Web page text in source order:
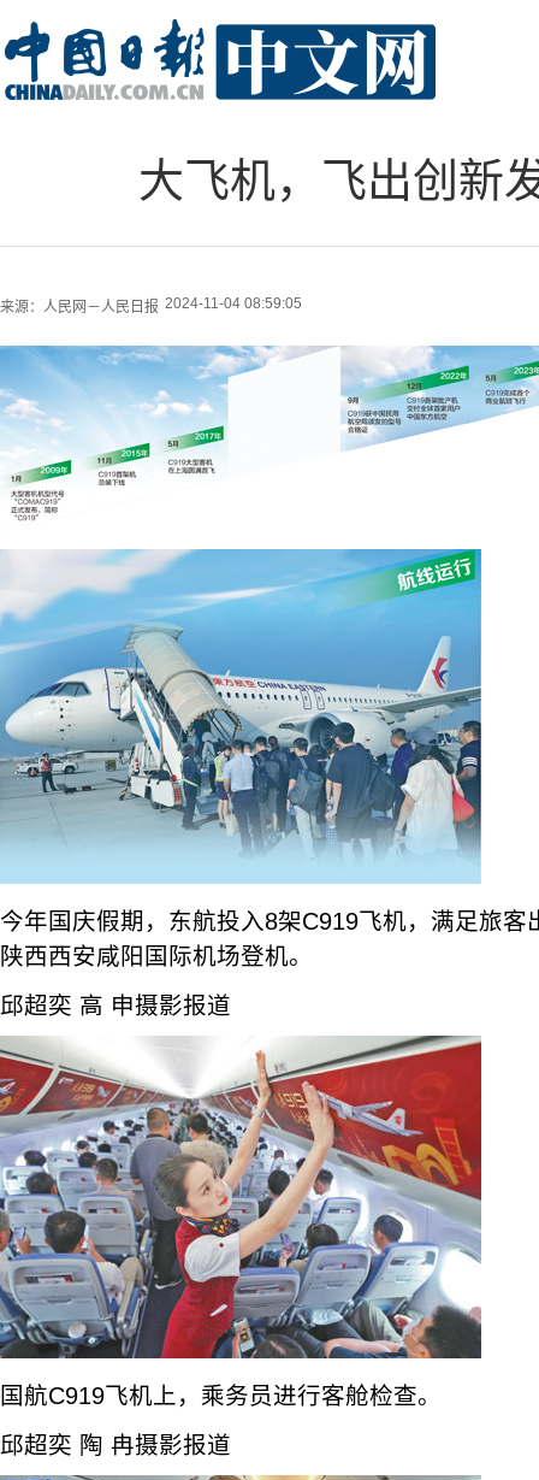
大飞机，飞出创新
来源： 人民网－人民日报 2024-11-04 08:59:05
今年国庆假期，东航投入8架C919飞机，满足旅客
陕西西安咸阳国际机场登机。
邱超奕 高 申摄影报道
国航C919飞机上，乘务员进行客舱检查。
邱超奕 陶 冉摄影报道